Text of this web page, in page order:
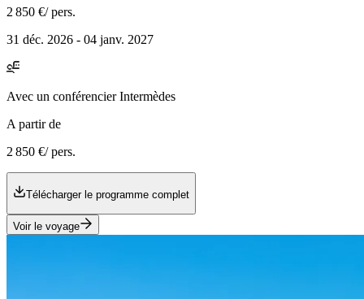
2 850 €/ pers.
31 déc. 2026 - 04 janv. 2027
Avec un conférencier Intermèdes
A partir de
2 850 €/ pers.
Télécharger le programme complet
Voir le voyage